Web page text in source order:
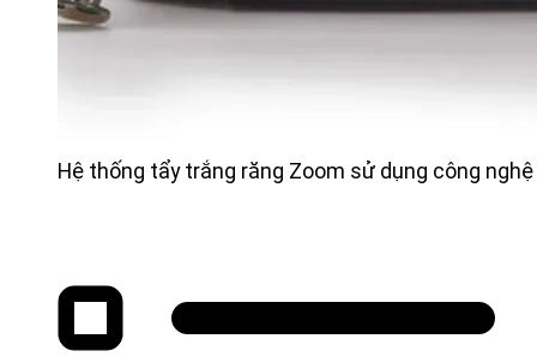
Hệ thống tẩy trắng răng Zoom sử dụng công